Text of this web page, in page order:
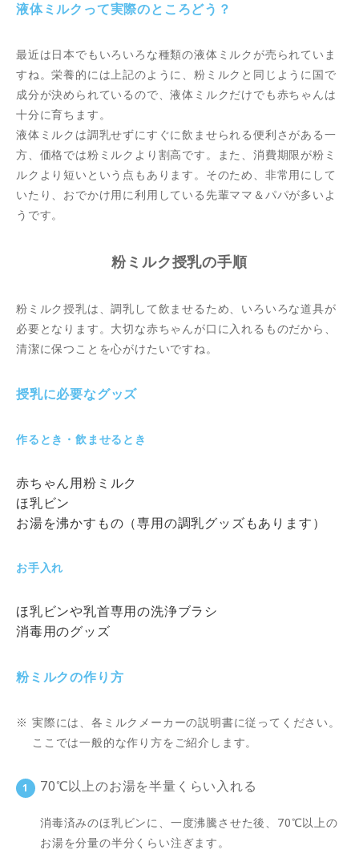
液体ミルクって実際のところどう？
最近は日本でもいろいろな種類の液体ミルクが売られていま
すね。栄養的には上記のように、粉ミルクと同じように国で
成分が決められているので、液体ミルクだけでも赤ちゃんは
十分に育ちます。
液体ミルクは調乳せずにすぐに飲ませられる便利さがある一
方、価格では粉ミルクより割高です。また、消費期限が粉ミ
ルクより短いという点もあります。そのため、非常用にして
いたり、おでかけ用に利用している先輩ママ＆パパが多いよ
うです。
粉ミルク授乳の手順
粉ミルク授乳は、調乳して飲ませるため、いろいろな道具が
必要となります。大切な赤ちゃんが口に入れるものだから、
清潔に保つことを心がけたいですね。
授乳に必要なグッズ
作るとき・飲ませるとき
赤ちゃん用粉ミルク
ほ乳ビン
お湯を沸かすもの（専用の調乳グッズもあります）
お手入れ
ほ乳ビンや乳首専用の洗浄ブラシ
消毒用のグッズ
粉ミルクの作り方
※ 実際には、各ミルクメーカーの説明書に従ってください。
ここでは一般的な作り方をご紹介します。
70℃以上のお湯を半量くらい入れる
消毒済みのほ乳ビンに、一度沸騰させた後、70℃以上の
お湯を分量の半分くらい注ぎます。